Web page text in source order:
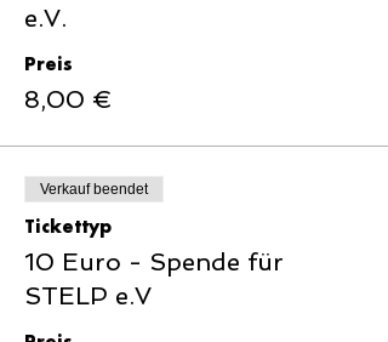
e.V.
Preis
8,00 €
Verkauf beendet
Tickettyp
10 Euro - Spende für
STELP e.V